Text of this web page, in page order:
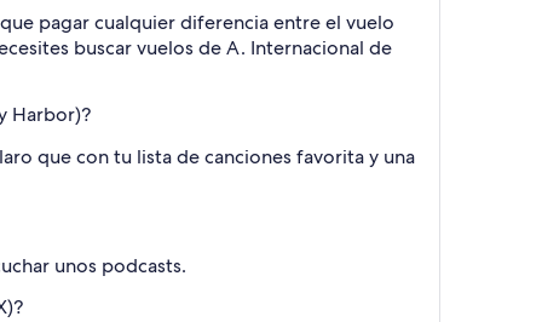
pagar cualquier diferencia entre el vuelo
buscar vuelos de A. Internacional de
Harbor)?
que con tu lista de canciones favorita y una
unos podcasts.